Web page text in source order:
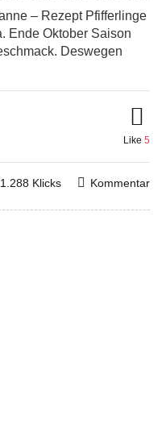
– Rezept Pfifferlinge
Ende Oktober Saison
Deswegen
Like 5
Kommentar
1.288 Klicks